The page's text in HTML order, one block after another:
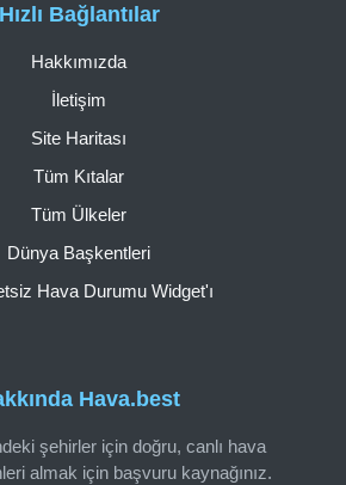
Hava.best
şehirler için doğru, canlı hava
almak için başvuru kaynağınız.
Hızlı Bağlantılar
Hakkımızda
İletişim
Site Haritası
Tüm Kıtalar
Tüm Ülkeler
Dünya Başkentleri
Hava Durumu Widget'ı